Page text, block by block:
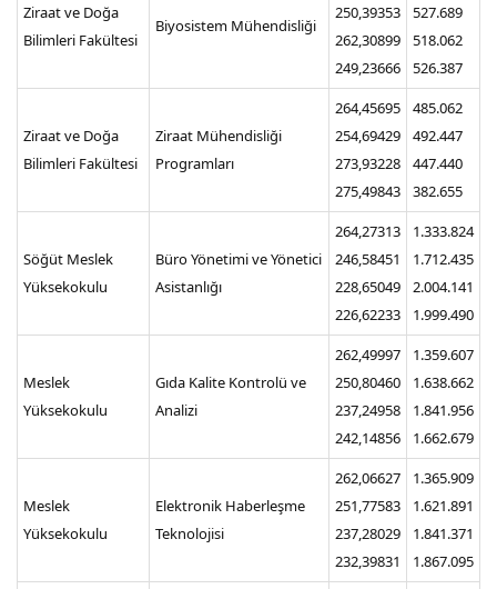
Ziraat ve Doğa
Bilimleri Fakültesi
Biyosistem Mühendisliği
250,39353
262,30899
249,23666
527.689
518.062
526.387
Ziraat ve Doğa
Bilimleri Fakültesi
Ziraat Mühendisliği
Programları
264,45695
254,69429
273,93228
275,49843
485.062
492.447
447.440
382.655
Söğüt Meslek
Yüksekokulu
Büro Yönetimi ve Yönetici
Asistanlığı
264,27313
246,58451
228,65049
226,62233
1.333.824
1.712.435
2.004.141
1.999.490
Meslek
Yüksekokulu
Gıda Kalite Kontrolü ve
Analizi
262,49997
250,80460
237,24958
242,14856
1.359.607
1.638.662
1.841.956
1.662.679
Meslek
Yüksekokulu
Elektronik Haberleşme
Teknolojisi
262,06627
251,77583
237,28029
232,39831
1.365.909
1.621.891
1.841.371
1.867.095